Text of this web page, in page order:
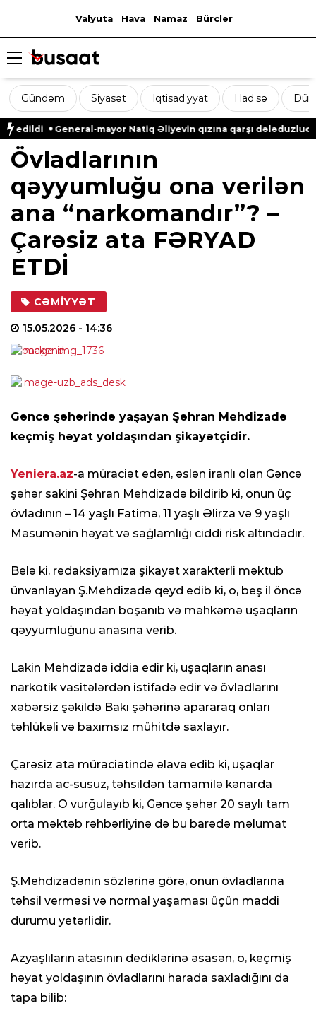
Valyuta Hava Namaz Bürclər
Gündəm Siyasət İqtisadiyyat Hadisə
General-mayor Natiq Əliyevin qızına qarşı dələduzluq
Övladlarının
qəyyumluğu ona verilən
ana “narkomandır”? –
Çarəsiz ata FƏRYAD
ETDİ
CƏMIYYƏT
15.05.2026 - 14:36
Gəncə şəhərində yaşayan Şəhran Mehdizadə
keçmiş həyat yoldaşından şikayətçidir.
Yeniera.az-a müraciət edən, əslən iranlı olan Gəncə
şəhər sakini Şəhran Mehdizadə bildirib ki, onun üç
övladının – 14 yaşlı Fatimə, 11 yaşlı Əlirza və 9 yaşlı
Məsumənin həyat və sağlamlığı ciddi risk altındadır.
Belə ki, redaksiyamıza şikayət xarakterli məktub
ünvanlayan Ş.Mehdizadə qeyd edib ki, o, beş il öncə
həyat yoldaşından boşanıb və məhkəmə uşaqların
qəyyumluğunu anasına verib.
Lakin Mehdizadə iddia edir ki, uşaqların anası
narkotik vasitələrdən istifadə edir və övladlarını
xəbərsiz şəkildə Bakı şəhərinə apararaq onları
təhlükəli və baxımsız mühitdə saxlayır.
Çarəsiz ata müraciətində əlavə edib ki, uşaqlar
hazırda ac-susuz, təhsildən tamamilə kənarda
qalıblar. O vurğulayıb ki, Gəncə şəhər 20 saylı tam
orta məktəb rəhbərliyinə də bu barədə məlumat
verib.
​Ş.Mehdizadənin sözlərinə görə, onun övladlarına
təhsil verməsi və normal yaşaması üçün maddi
durumu yetərlidir.
Azyaşlıların atasının dediklərinə əsasən, o, keçmiş
həyat yoldaşının övladlarını harada saxladığını da
tapa bilib: